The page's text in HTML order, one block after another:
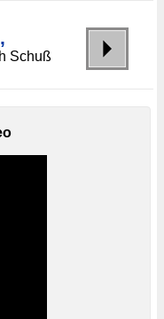
Schuß